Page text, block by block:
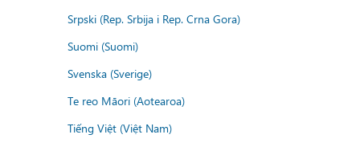
Srpski (Rep. Srbija i Rep. Crna Gora)
Suomi (Suomi)
Svenska (Sverige)
Te reo Māori (Aotearoa)
Tiếng Việt (Việt Nam)